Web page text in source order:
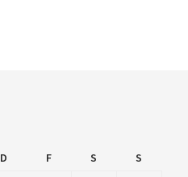
D F S
S